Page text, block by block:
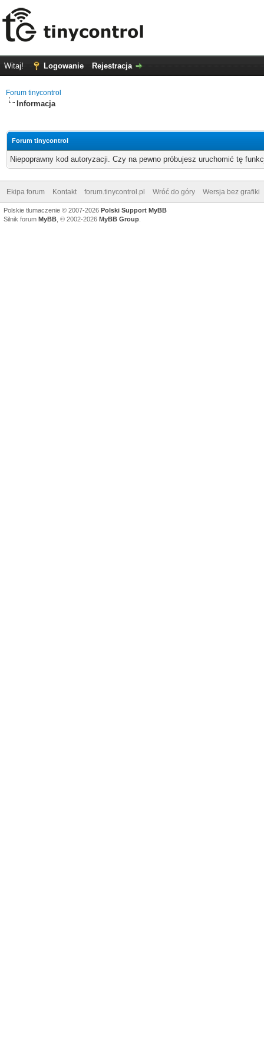
Witaj! Logowanie Rejestracja
Forum tinycontrol
Informacja
Forum tinycontrol
Niepoprawny kod autoryzacji. Czy na pewno próbujesz uruchomić tę
Ekipa forum Kontakt forum.tinycontrol.pl Wróć do góry Wersja bez grafiki
Polskie tłumaczenie © 2007-2026 Polski Support MyBB
Silnik forum MyBB , © 2002-2026 MyBB Group